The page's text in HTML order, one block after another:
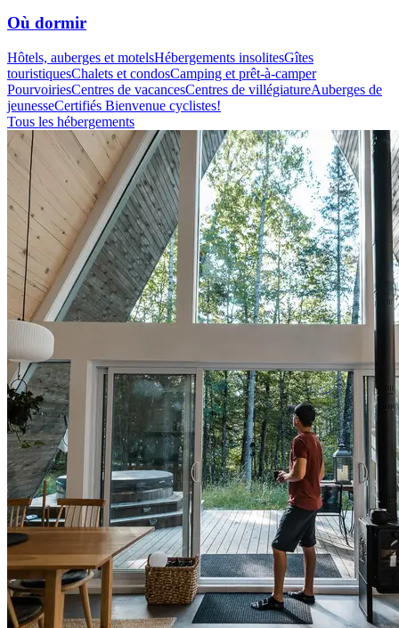
Où dormir
Hôtels, auberges et motelsHébergements insolitesGîtes
touristiquesChalets et condosCamping et prêt-à-camper
PourvoiriesCentres de vacancesCentres de villégiatureAuberges de
jeunesseCertifiés Bienvenue cyclistes!
Tous les hébergements